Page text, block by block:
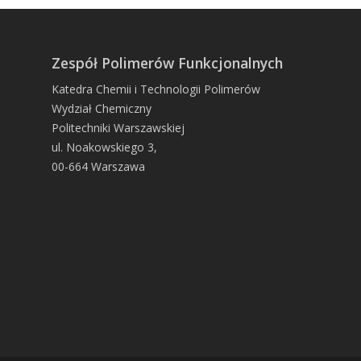
Zespół Polimerów Funkcjonalnych
Katedra Chemii i Technologii Polimerów
Wydział Chemiczny
Politechniki Warszawskiej
ul. Noakowskiego 3,
00-664 Warszawa